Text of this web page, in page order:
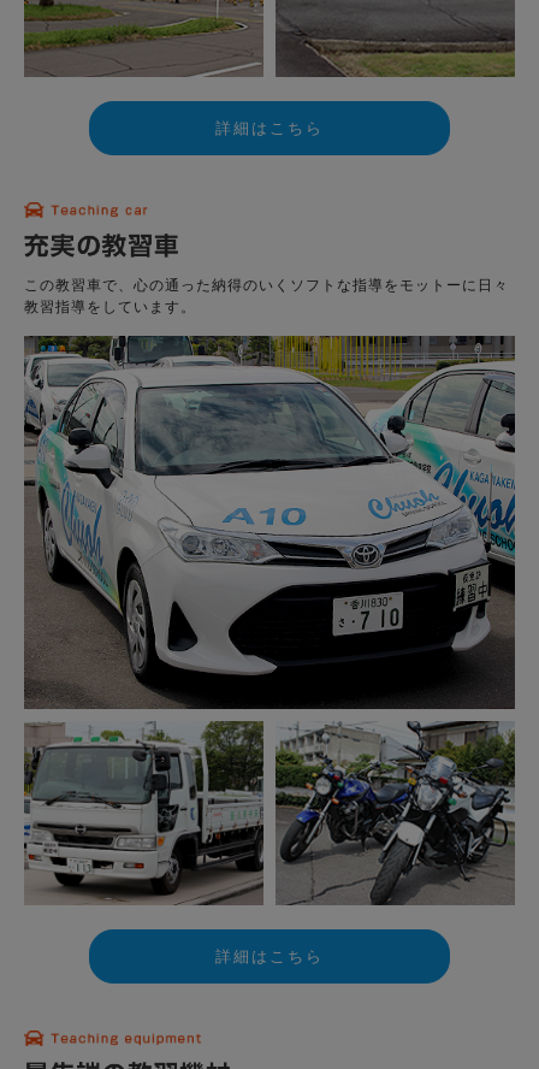
詳細はこちら
この教習車で、心の通った納得のいくソフトな指導をモットーに日々
教習指導をしています。
詳細はこちら